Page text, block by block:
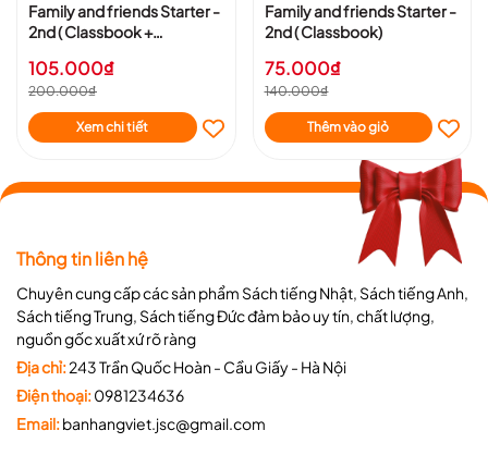
Family and friends Starter -
2nd ( Classbook +
105.000₫
200.000₫
Xem chi tiết
Family and friends Starter -
2nd ( Classbook)
75.000₫
140.000₫
Thêm vào giỏ
Thông tin liên hệ
Chuyên cung cấp các sản phẩm Sách tiếng Nhật, Sách tiếng Anh,
Sách tiếng Trung, Sách tiếng Đức đảm bảo uy tín, chất lượng,
nguồn gốc xuất xứ rõ ràng
Địa chỉ:243 Trần Quốc Hoàn - Cầu Giấy - Hà Nội
Điện thoại:0981234636
Email:banhangviet.jsc@gmail.com